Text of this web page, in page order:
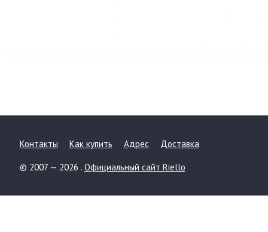
Контакты Как купить Адрес Доставка
© 2007 — 2026 . Официальный сайт Riello